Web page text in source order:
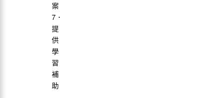
案
7．
提
供
學
習
補
助